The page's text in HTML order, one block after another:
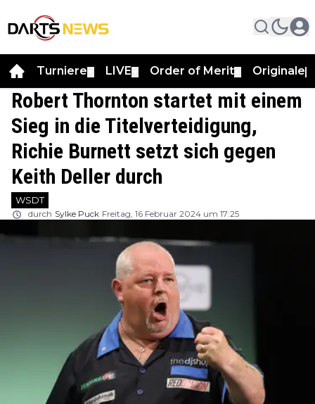
Turniere LIVE Order of Merit Originale
Robert Thornton startet mit einem
Sieg in die Titelverteidigung,
Richie Burnett setzt sich gegen
Keith Deller durch
WSDT
durch Sylke Puck Freitag, 16 Februar 2024 um 17:25